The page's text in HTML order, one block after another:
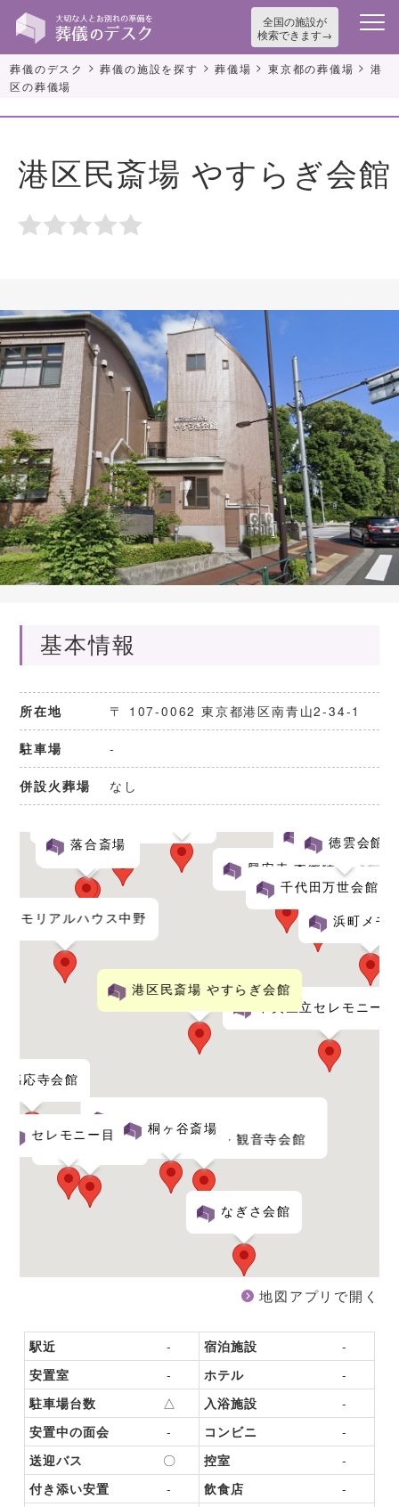
全国の施設が
検索できます
葬儀のデスク >葬儀の施設を探す >葬儀場 >東京都の葬儀場 >港
区の葬儀場
港区民斎場 やすらぎ会館
基本情報
所在地 〒 107-0062 東京都港区南青山2-34-1
駐車場 -
併設火葬場 なし
セレモニーホ
興安寺 本郷陵苑
メモリアルハウス中野
感応寺会館
瀧田会館
碑文谷会館
港区民斎場 やすらぎ会館
中央区立セレモニー
千代田万世会館
メモリアルセレス千代田
島田屋本店葬祭ホール 観音寺会館
浜町メモ
南池袋斎場
セレモニー目黒
なぎさ会館
徳雲会館
落合斎場
桐ヶ谷斎場
地図アプリで開く
駅近 - 宿泊施設
-
安置室
- ホテル
-
駐車場台数
△ 入浴施設
-
安置中の面会
- コンビニ
-
送迎バス
〇 控室
-
付き添い安置
- 飲食店
-